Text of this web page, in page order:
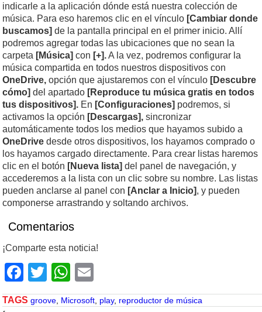
indicarle a la aplicación dónde está nuestra colección de
música. Para eso haremos clic en el vínculo [Cambiar donde
buscamos] de la pantalla principal en el primer inicio. Allí
podremos agregar todas las ubicaciones que no sean la
carpeta [Música] con [+].A la vez, podremos configurar la
música compartida en todos nuestros dispositivos con
OneDrive, opción que ajustaremos con el vínculo [Descubre
cómo] del apartado [Reproduce tu música gratis en todos
tus dispositivos]. En [Configuraciones] podremos, si
activamos la opción [Descargas], sincronizar
automáticamente todos los medios que hayamos subido a
OneDrive desde otros dispositivos, los hayamos comprado o
los hayamos cargado directamente. Para crear listas haremos
clic en el botón [Nueva lista] del panel de navegación, y
accederemos a la lista con un clic sobre su nombre. Las listas
pueden anclarse al panel con [Anclar a Inicio], y pueden
componerse arrastrando y soltando archivos.
Comentarios
¡Comparte esta noticia!
Facebook
TwitterWhatsApp
TAGS groove, Microsoft, play, reproductor de música